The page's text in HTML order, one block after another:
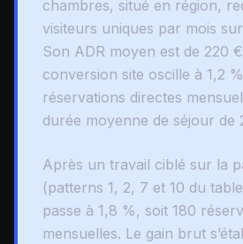
chambres, situé en région,
visiteurs uniques par mois
Son ADR moyen est de 220
conversion site oscille à 1,2
réservations directes
durée moyenne de séjour de
Après un travail ciblé sur la
(patterns 1, 2, 7 et 10 du
passe à 1,8 %, soit 180
mensuelles. Le gain brut